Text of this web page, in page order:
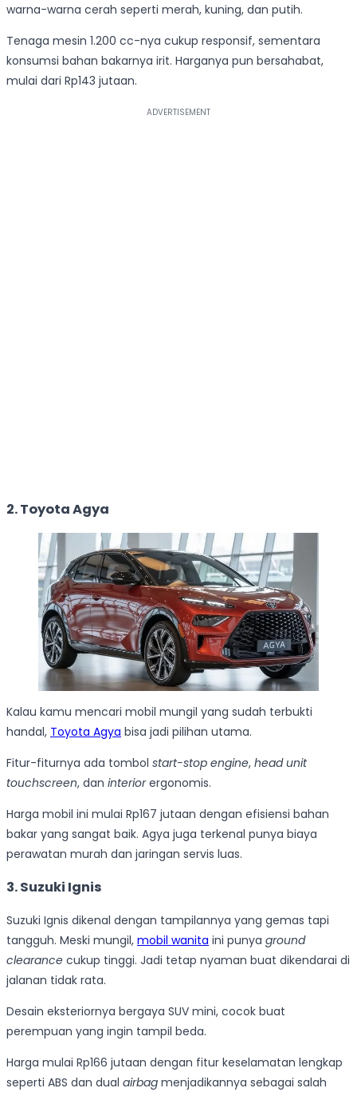
warna-warna cerah seperti merah, kuning, dan putih.
Tenaga mesin 1.200 cc-nya cukup responsif, sementara
konsumsi bahan bakarnya irit. Harganya pun bersahabat,
mulai dari Rp143 jutaan.
2. Toyota Agya
Kalau kamu mencari mobil mungil yang sudah terbukti
handal, Toyota Agya bisa jadi pilihan utama.
Fitur-fiturnya ada tombol start-stop engine, head unit
touchscreen, dan interiorergonomis.
Harga mobil ini mulai Rp167 jutaan dengan efisiensi bahan
bakar yang sangat baik. Agya juga terkenal punya biaya
perawatan murah dan jaringan servis luas.
3. Suzuki Ignis
Suzuki Ignis dikenal dengan tampilannya yang gemas tapi
tangguh. Meski mungil, mobil wanita ini punya ground
clearance cukup tinggi. Jadi tetap nyaman buat dikendarai di
jalanan tidak rata.
Desain eksteriornya bergaya SUV mini, cocok buat
perempuan yang ingin tampil beda.
Harga mulai Rp166 jutaan dengan fitur keselamatan lengkap
seperti ABS dan dual airbag menjadikannya sebagai salah